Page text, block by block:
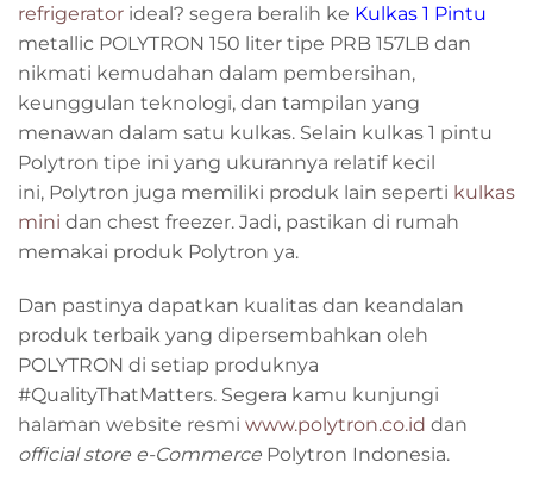
refrigerator ideal? segera beralih ke Kulkas 1 Pintu
metallic POLYTRON 150 liter tipe PRB 157LB dan
nikmati kemudahan dalam pembersihan,
keunggulan teknologi, dan tampilan yang
menawan dalam satu kulkas. Selain kulkas 1 pintu
Polytron tipe ini yang ukurannya relatif kecil
ini, Polytron juga memiliki produk lain seperti kulkas
mini dan chest freezer. Jadi, pastikan di rumah
memakai produk Polytron ya.
Dan pastinya dapatkan kualitas dan keandalan
produk terbaik yang dipersembahkan oleh
POLYTRON di setiap produknya
#QualityThatMatters. Segera kamu kunjungi
halaman website resmi www.polytron.co.id dan
official store e-Commerce Polytron Indonesia.